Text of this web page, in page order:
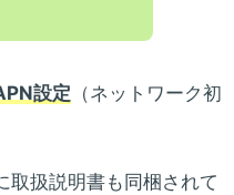
設定 （ネットワーク初
取扱説明書も同梱されて